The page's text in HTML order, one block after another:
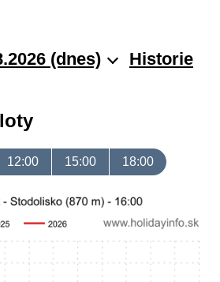
(dnes)
Historie
12:00 15:00 18:00